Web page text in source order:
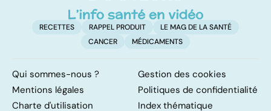
RECETTES RAPPEL PRODUIT
LE MAG DE LA SANTÉ
CANCER
MÉDICAMENTS
Qui sommes-nous ?
Gestion des cookies
Mentions légales
Politiques de confidentialité
Charte d'utilisation
Index thématique